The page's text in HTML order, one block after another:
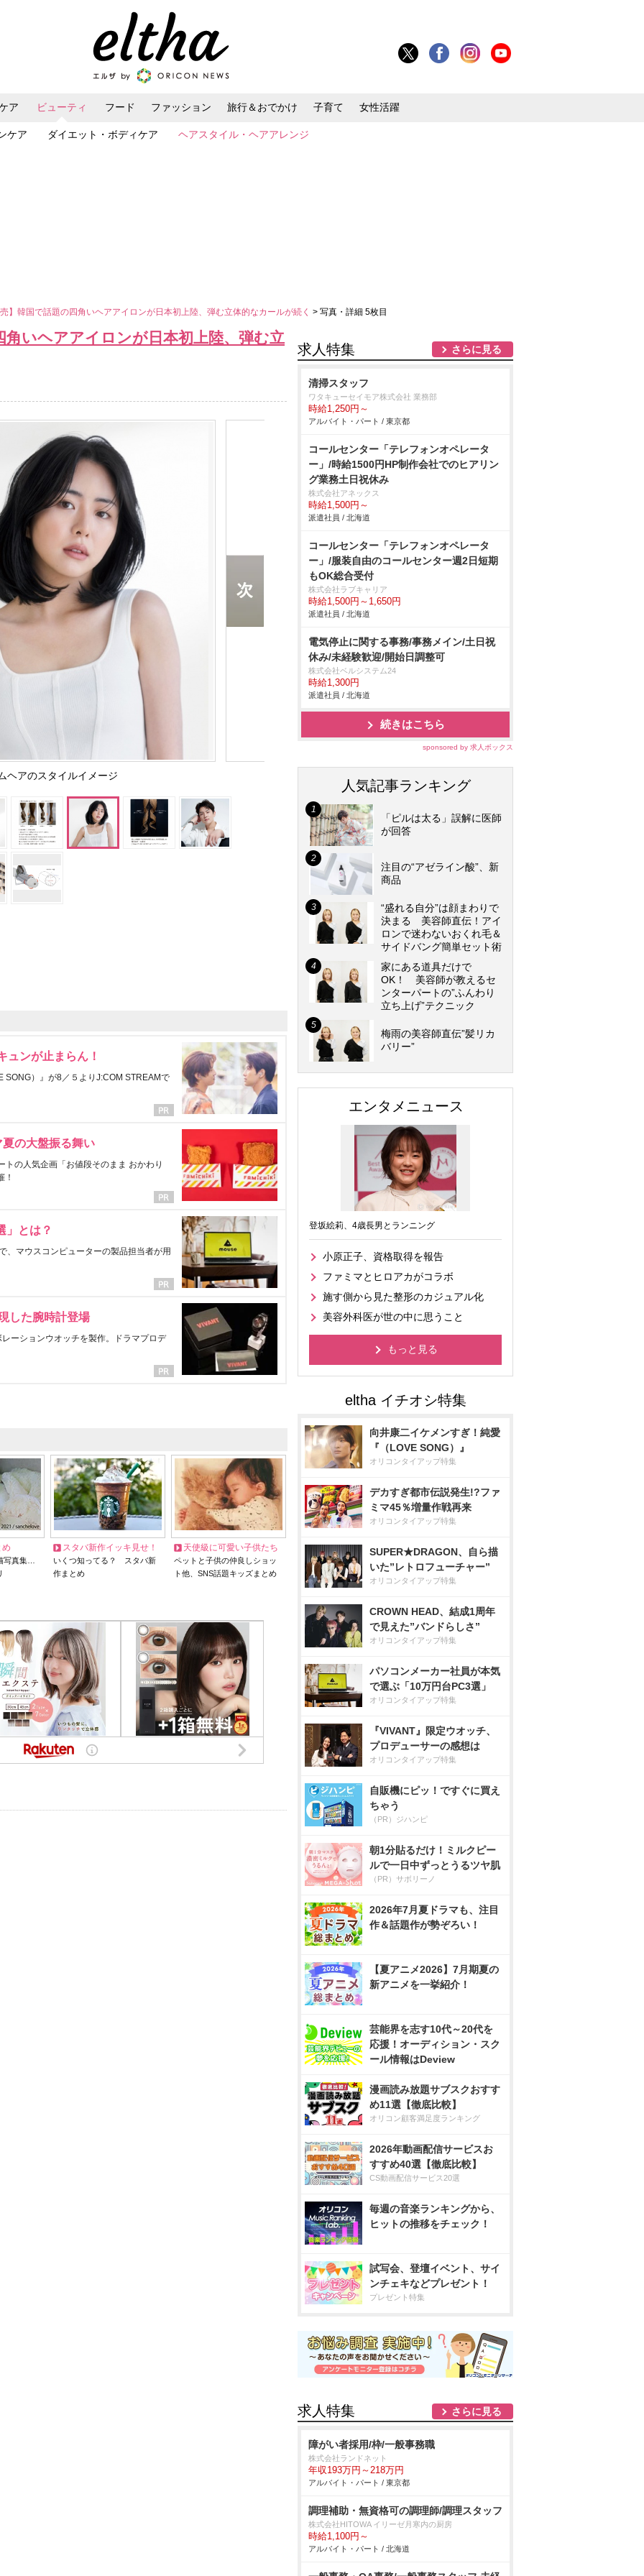
ア ビューティ
ケア ダイエット・ボディケア ヘアスタイル・ヘアアレンジ
フード ファッション 旅行＆おでかけ 子育て 女性活躍
】韓国で話題の四角いヘアアイロンが日本初上陸、弾む立体的なカールが続く > 写真・詳細 5枚目
角いヘアアイロンが日本初上陸、弾む立
ヘアのスタイルイメージ
ュンが止まらん！
SONG）』が8／５よりJ:COM STREAMで
の大盤振る舞い
の人気企画「お値段そのまま おかわり
！
」とは？
、マウスコンピューターの製品担当者が用
した腕時計登場
ーションウオッチを製作。ドラマプロデ
め
写真集…
スタバ新作イッキ見せ！
いくつ知ってる？ スタバ新
作まとめ
天使級に可愛い子供たち
ペットと子供の仲良しショッ
ト他、SNS話題キッズまとめ
求人特集 さらに見る
清掃スタッフ
ワタキューセイモア株式会社 業務部
時給1,250円～
アルバイト・パート / 東京都
コールセンター「テレフォンオペレータ
ー」/時給1500円HP制作会社でのヒアリン
グ業務土日祝休み
株式会社アネックス
時給1,500円～
派遣社員 / 北海道
コールセンター「テレフォンオペレータ
ー」/服装自由のコールセンター週2日短期
もOK総合受付
株式会社ラブキャリア
時給1,500円～1,650円
派遣社員 / 北海道
電気停止に関する事務/事務メイン/土日祝
休み/未経験歓迎/開始日調整可
株式会社ベルシステム24
時給1,300円
派遣社員 / 北海道
続きはこちら
sponsored by 求人ボックス
人気記事ランキング
「ピルは太る」誤解に医師
が回答
注目の“アゼライン酸”、新
商品
“盛れる自分”は顔まわりで
決まる 美容師直伝！アイ
ロンで迷わないおくれ毛＆
サイドバング簡単セット術
家にある道具だけで
OK！ 美容師が教えるセ
ンターパートの”ふんわり
立ち上げ”テクニック
梅雨の美容師直伝”髪リカ
バリー”
エンタメニュース
登坂絵莉、4歳長男とランニング
小原正子、資格取得を報告
ファミマとヒロアカがコラボ
施す側から見た整形のカジュアル化
美容外科医が世の中に思うこと
もっと見る
向井康二イケメンすぎ！純愛
『（LOVE SONG）』
オリコンタイアップ特集
デカすぎ都市伝説発生!?ファ
ミマ45％増量作戦再来
オリコンタイアップ特集
SUPER★DRAGON、自ら描
いた”レトロフューチャー”
オリコンタイアップ特集
CROWN HEAD、結成1周年
で見えた”バンドらしさ”
オリコンタイアップ特集
パソコンメーカー社員が本気
で選ぶ「10万円台PC3選」
オリコンタイアップ特集
『VIVANT』限定ウオッチ、
プロデューサーの感想は
オリコンタイアップ特集
自販機にピッ！ですぐに買え
ちゃう
（PR）ジハンピ
朝1分貼るだけ！ミルクピー
ルで一日中ずっとうるツヤ肌
（PR）サボリーノ
2026年7月夏ドラマも、注目
作＆話題作が勢ぞろい！
【夏アニメ2026】7月期夏の
新アニメを一挙紹介！
芸能界を志す10代～20代を
応援！オーディション・スク
ール情報はDeview
漫画読み放題サブスクおすす
め11選【徹底比較】
オリコン顧客満足度ランキング
2026年動画配信サービスお
すすめ40選【徹底比較】
CS動画配信サービス20選
毎週の音楽ランキングから、
ヒットの推移をチェック！
試写会、登壇イベント、サイ
ンチェキなどプレゼント！
プレゼント特集
求人特集 さらに見る
障がい者採用/枠/一般事務職
株式会社ランドネット
年収193万円～218万円
アルバイト・パート / 東京都
調理補助・無資格可の調理師/調理スタッフ
株式会社HITOWA イリーゼ月寒内の厨房
時給1,100円～
アルバイト・パート / 北海道